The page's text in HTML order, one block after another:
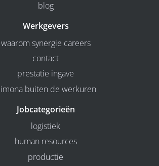
blog
Werkgevers
waarom synergie careers
contact
prestatie ingave
buiten de werkuren
Jobcategorieën
logistiek
human resources
productie